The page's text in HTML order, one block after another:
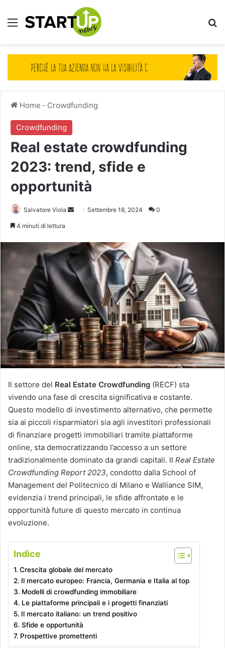
Menu
Home - Crowdfunding
Crowdfunding
Real estate crowdfunding
2023: trend, sfide e
opportunità
Salvatore Viola
Invia Settembre 18, 2024 0
4 minuti di lettura
Il settore del Real Estate Crowdfunding (RECF) sta
vivendo una fase di crescita significativa e costante.
Questo modello di investimento alternativo, che permette
sia ai piccoli risparmiatori sia agli investitori professionali
di finanziare progetti immobiliari tramite piattaforme
online, sta democratizzando l’accesso a un settore
tradizionalmente dominato da grandi capitali. Il Real Estate
Crowdfunding Report 2023, condotto dalla School of
Management del Politecnico di Milano e Walliance SIM,
evidenzia i trend principali, le sfide affrontate e le
opportunità future di questo mercato in continua
evoluzione.
Indice
Crescita globale del mercato
Il mercato europeo: Francia, Germania e Italia al top
Modelli di crowdfunding immobiliare
Le piattaforme principali e i progetti finanziati
Il mercato italiano: un trend positivo
Sfide e opportunità
Prospettive promettenti